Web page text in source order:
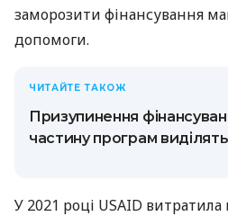
заморозити фінансування
допомоги.
ЧИТАЙТЕ ТАКОЖ
Призупинення
частину програм
У 2021 році USAID